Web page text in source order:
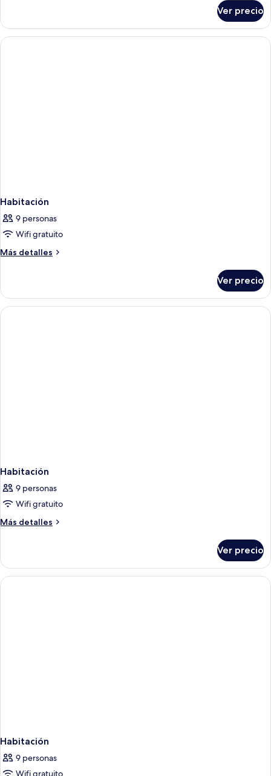
(Single
Use)
Ver precio
Habitación
9 personas
Wifi gratuito
Más detalles
Más
Ver precio
Habitación
9 personas
Wifi gratuito
Más detalles
Más
Ver precio
Habitación
9 personas
Wifi gratuito